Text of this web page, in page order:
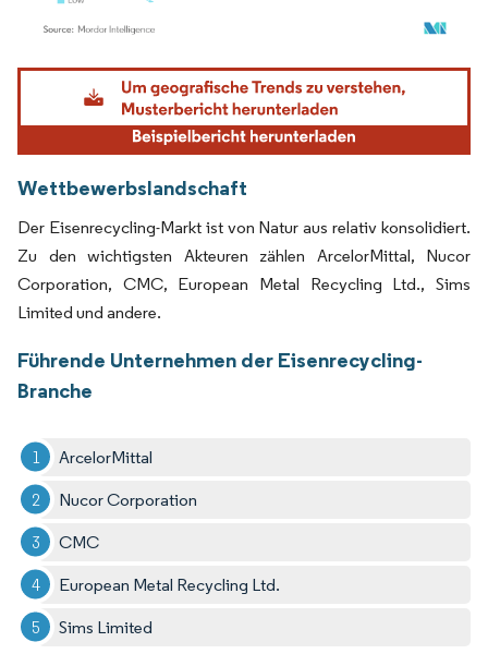
Bild © Mordor Intelligence. Wiederverwendung erfordert Namensnennung gemäß
Wettbewerbslandschaft
Der Eisenrecycling-Markt ist von Natur aus relativ konsolidiert.
Zu den wichtigsten Akteuren zählen ArcelorMittal, Nucor
Corporation, CMC, European Metal Recycling Ltd., Sims
Limited und andere.
Führende Unternehmen der Eisenrecycling-
Branche
ArcelorMittal
Nucor Corporation
CMC
European Metal Recycling Ltd.
Sims Limited